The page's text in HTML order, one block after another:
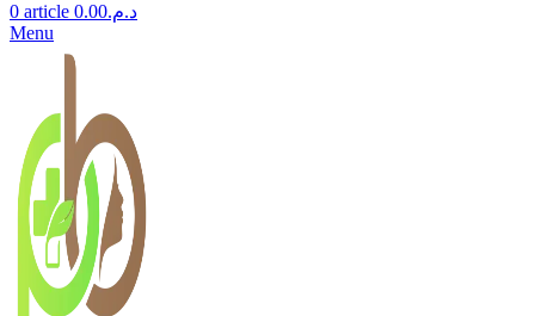
0 article د.م.0.00
Menu